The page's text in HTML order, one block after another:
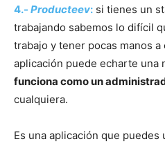
4.- Producteev: si tienes un
trabajando sabemos lo difícil
trabajo y tener pocas manos
aplicación puede echarte una
funciona como un
cualquiera.
Es una aplicación que